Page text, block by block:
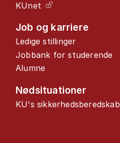
KUnet
Job og karriere
Ledige stillinger
Jobbank for studerende
Alumne
Nødsituationer
KU's sikkerhedsberedskab